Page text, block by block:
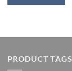
PRODUCT TAGS